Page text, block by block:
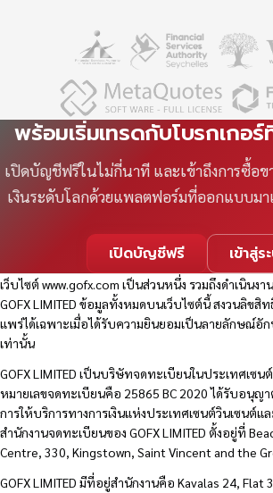
พร้อมเริ่มเทรดกับโบรกเกอ
เปิดบัญชีฟรีในไม่กี่นาที และเข้าถึงการซื้อข
เงินระดับโลกด้วยแพลตฟอร์มที่ออกแบบม
เปิดบัญชีฟรี เข้าสู่ร
เว็บไซต์www.gofx.com เป็นส่วนหนึ่ง รวมถึงดำเนินง
GOFX LIMITED ข้อมูลทั้งหมดบนเว็บไซต์นี้ สงวนลิขสิ
แพร่ได้เฉพาะเมื่อได้รับความยินยอมเป็นลายลักษณ์อักษ
เท่านั้น
GOFX LIMITED เป็นบริษัทจดทะเบียนในประเทศเซน
หมายเลขจดทะเบียนคือ 25865 BC 2020 ได้รับอนุญ
การให้บริการทางการเงินแห่งประเทศเซนต์วินเซนต์แล
สำนักงานจดทะเบียนของ GOFX LIMITED ตั้งอยู่ที่
Centre, 330, Kingstown, Saint Vincent and the
GOFX LIMITED มีที่อยู่สำนักงานคือ Kavalas 24,